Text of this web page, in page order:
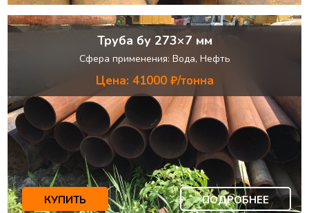
Труба бу 273×7 мм
Сфера применения: Вода, Нефть
Цена: 41000 ₽/тонна
КУПИТЬ ПОДРОБНЕЕ